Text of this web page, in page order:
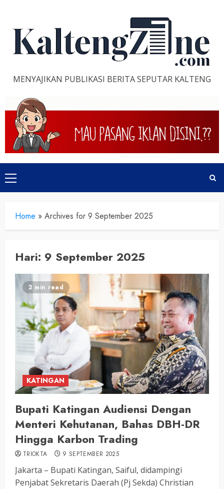
content
MENYAJIKAN PUBLIKASI BERITA SEPUTAR KALTENG
Primary
Menu
Home » Archives for 9 September 2025
Hari: 9 September 2025
2 min read
KATINGAN
Bupati Katingan Audiensi Dengan
Menteri Kehutanan, Bahas DBH-DR
Hingga Karbon Trading
TRIOKTA 9 SEPTEMBER 2025
Jakarta – Bupati Katingan, Saiful, didampingi
Penjabat Sekretaris Daerah (Pj Sekda) Christian